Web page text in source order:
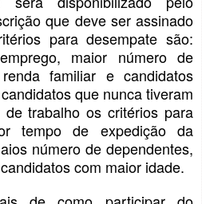
que deve ser assinado
para desempate são:
maior número de
familiar e candidatos
que nunca tiveram
trabalho os critérios para
tempo de expedição da
número de dependentes,
com maior idade.